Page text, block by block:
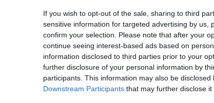
If you wish to opt-out of the sale, sharing to third
sensitive information for targeted advertising by us,
confirm your selection. Please note that after your
continue seeing interest-based ads based on
information disclosed to third parties prior to your
further disclosure of your personal information by
participants. This information may also be
Downstream Participants that may further disclose it